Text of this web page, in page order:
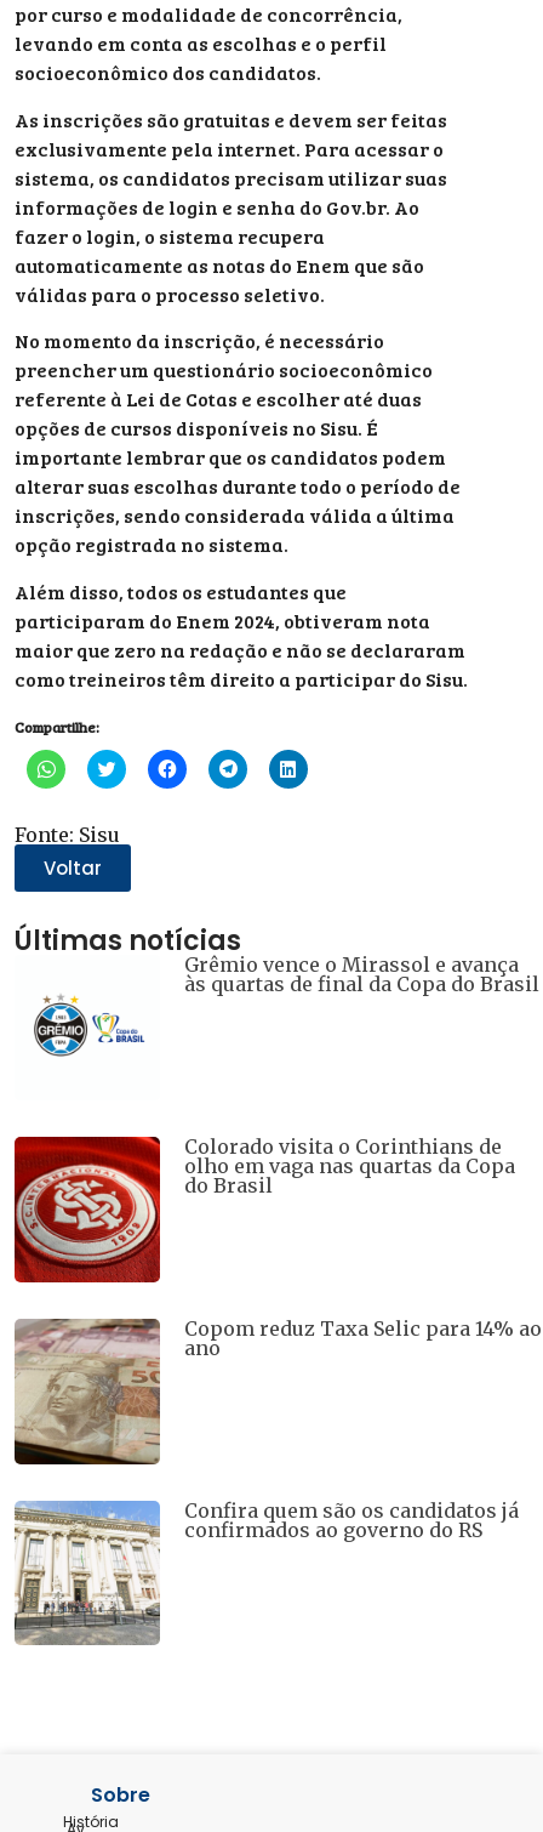
por curso e modalidade de concorrência,
levando em conta as escolhas e o perfil
socioeconômico dos candidatos.
As inscrições são gratuitas e devem ser feitas
exclusivamente pela internet. Para acessar o
sistema, os candidatos precisam utilizar suas
informações de login e senha do Gov.br. Ao
fazer o login, o sistema recupera
automaticamente as notas do Enem que são
válidas para o processo seletivo.
No momento da inscrição, é necessário
preencher um questionário socioeconômico
referente à Lei de Cotas e escolher até duas
opções de cursos disponíveis no Sisu. É
importante lembrar que os candidatos podem
alterar suas escolhas durante todo o período de
inscrições, sendo considerada válida a última
opção registrada no sistema.
Além disso, todos os estudantes que
participaram do Enem 2024, obtiveram nota
maior que zero na redação e não se declararam
como treineiros têm direito a participar do Sisu.
Compartilhe:
Clique
para
WhatsApp(abre
em
nova
janela)
Clique
para
em
Clique
para
Clique
para
Clique
para
Fonte: Sisu
Voltar
Últimas notícias
Grêmio vence o Mirassol e avança
às quartas de final da Copa do Brasil
Colorado visita o Corinthians de
olho em vaga nas quartas da Copa
do Brasil
Copom reduz Taxa Selic para 14% ao
ano
Confira quem são os candidatos já
confirmados ao governo do RS
Sobre
História